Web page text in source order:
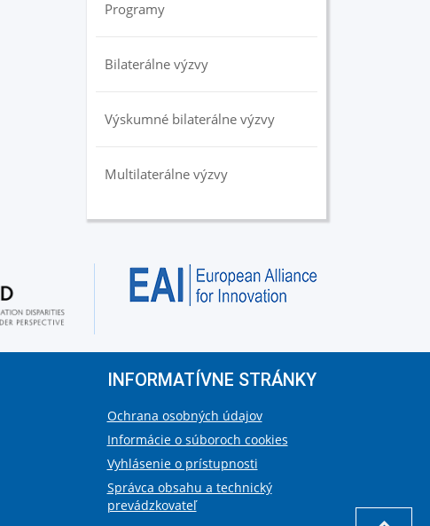
Programy
Bilaterálne výzvy
Výskumné bilaterálne výzvy
Multilaterálne výzvy
INFORMATÍVNE STRÁNKY
Ochrana osobných údajov
Informácie o súboroch cookies
Vyhlásenie o prístupnosti
Správca obsahu a technický
prevádzkovateľ